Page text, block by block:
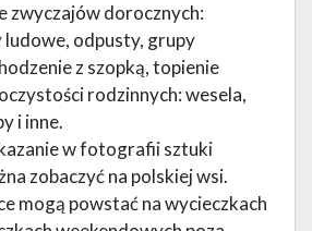
zwyczajów dorocznych:
ludowe, odpusty, grupy
z szopką, topienie
rodzinnych: wesela,
i inne.
w fotografii sztuki
zobaczyć na polskiej wsi.
mogą powstać na wycieczkach